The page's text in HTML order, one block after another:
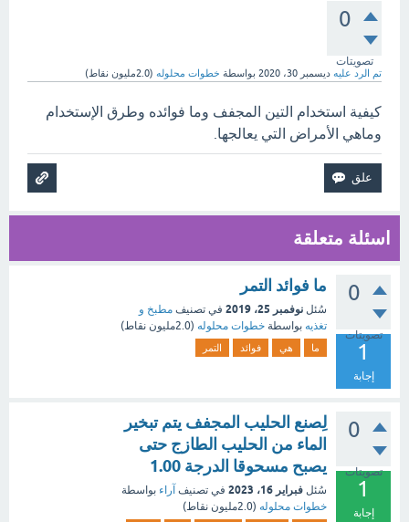
0
تصويتات
تم الرد عليه ديسمبر 30، 2020 بواسطة خطوات محلوله (2.0مليون نقاط)
كيفية استخدام التين المجفف وما فوائده وطرق الإستخدام
وماهي الأمراض التي يعالجها.
اسئلة متعلقة
0
تصويتات
1
إجابة
ما فوائد التمر
سُئل نوفمبر 25، 2019 في تصنيف مطبخ و
تغذيه بواسطة خطوات محلوله (2.0مليون نقاط)
ما هي فوائد التمر
0
تصويتات
1
إجابة
لِصنع الحليب المجفف يتم تبخير
الماء من الحليب الطازج حتى
يصبح مسحوقا الدرجة 1.00
سُئل فبراير 16، 2023 في تصنيف آراء بواسطة
خطوات محلوله (2.0مليون نقاط)